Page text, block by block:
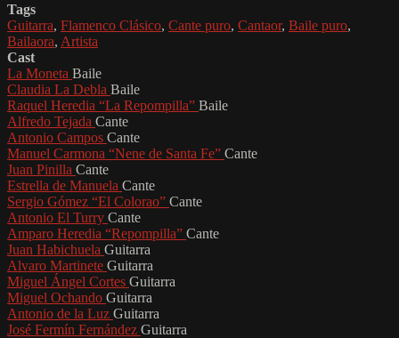
Tags
Guitarra, Flamenco Clásico, Cante puro, Cantaor, Baile puro,
Bailaora, Artista
Cast
La Moneta Baile
Claudia La Debla Baile
Raquel Heredia “La Repompilla” Baile
Alfredo Tejada Cante
Antonio Campos Cante
Manuel Carmona “Nene de Santa Fe” Cante
Juan Pinilla Cante
Estrella de Manuela Cante
Sergio Gómez “El Colorao” Cante
Antonio El Turry Cante
Amparo Heredia “Repompilla” Cante
Juan Habichuela Guitarra
Alvaro Martinete Guitarra
Miguel Ángel Cortes Guitarra
Miguel Ochando Guitarra
Antonio de la Luz Guitarra
José Fermín Fernández Guitarra